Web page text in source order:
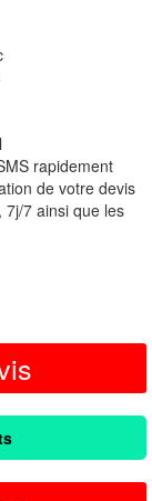
rapidement
de votre devis
7j/7 ainsi que les